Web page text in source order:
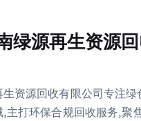
绿源再生资源
资源回收有限公司专注绿
主打环保合规回收服务,聚